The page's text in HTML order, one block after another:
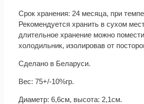
Срок хранения: 24 месяца, при
Рекомендуется хранить в сухом
длительное хранение можно
холодильник, изолировав от
Сделано в Беларуси.
Вес: 75+/-10%гр.
Диаметр: 6,6см, высота: 2,1см.